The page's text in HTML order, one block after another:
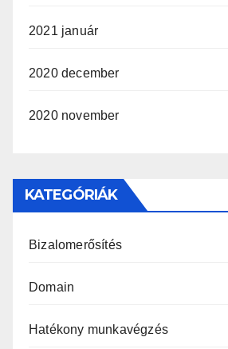
2021 január
2020 december
2020 november
KATEGÓRIÁK
Bizalomerősítés
Domain
Hatékony munkavégzés